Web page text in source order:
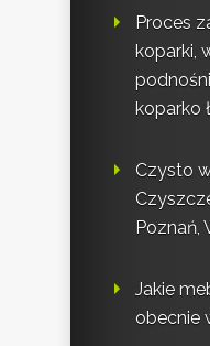
Proces
koparki,
koparko
Czysto
Poznań,
Jakie
obecnie